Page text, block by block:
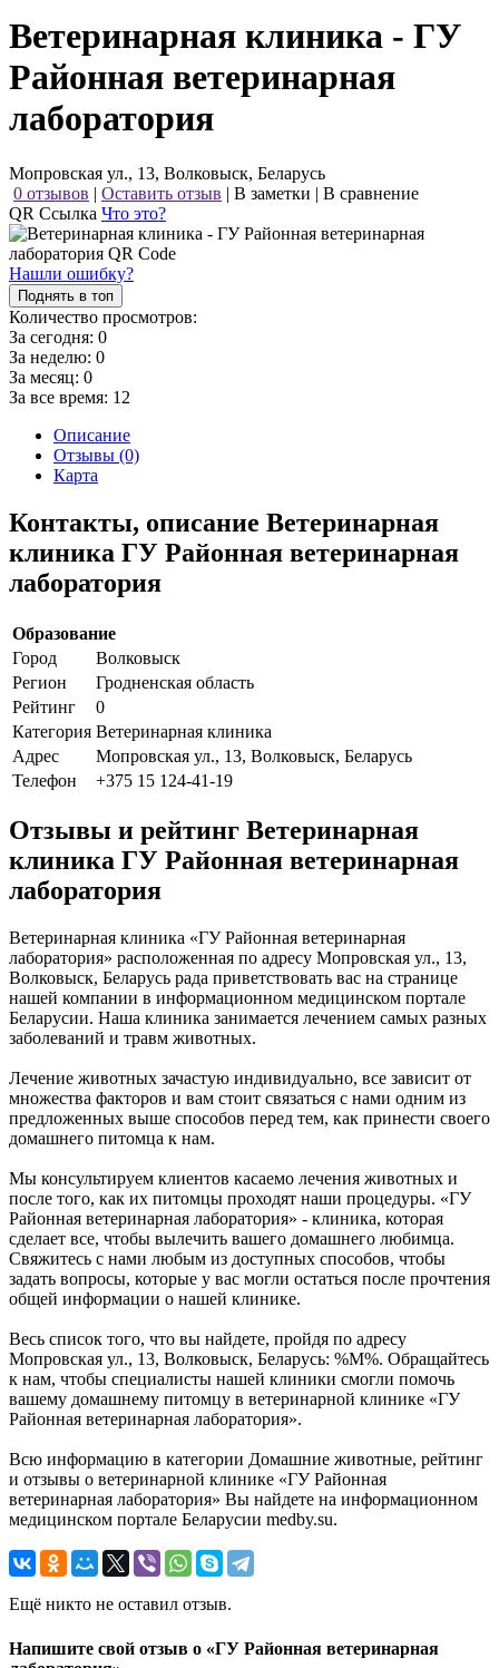
Ветеринарная клиника - ГУ
Районная ветеринарная
лаборатория
Мопровская ул., 13, Волковыск, Беларусь
0 отзывов | Оставить отзыв | В заметки | В сравнение
QR Ссылка Что это?
Нашли ошибку?
Поднять в топ
Количество просмотров:
За сегодня: 0
За неделю: 0
За месяц: 0
За все время: 12
Описание
Отзывы (0)
Карта
Контакты, описание Ветеринарная
клиника ГУ Районная ветеринарная
лаборатория
Образование
Город
Волковыск
Регион
Гродненская область
Рейтинг
0
Категория Ветеринарная клиника
Адрес
Мопровская ул., 13, Волковыск, Беларусь
Телефон
+375 15 124-41-19
Отзывы и рейтинг Ветеринарная
клиника ГУ Районная ветеринарная
лаборатория
Ветеринарная клиника «ГУ Районная ветеринарная
лаборатория» расположенная по адресу Мопровская ул., 13,
Волковыск, Беларусь рада приветствовать вас на странице
нашей компании в информационном медицинском портале
Беларусии. Наша клиника занимается лечением самых разных
заболеваний и травм животных.
Лечение животных зачастую индивидуально, все зависит от
множества факторов и вам стоит связаться с нами одним из
предложенных выше способов перед тем, как принести своего
домашнего питомца к нам.
Мы консультируем клиентов касаемо лечения животных и
после того, как их питомцы проходят наши процедуры. «ГУ
Районная ветеринарная лаборатория» - клиника, которая
сделает все, чтобы вылечить вашего домашнего любимца.
Свяжитесь с нами любым из доступных способов, чтобы
задать вопросы, которые у вас могли остаться после прочтения
общей информации о нашей клинике.
Весь список того, что вы найдете, пройдя по адресу
Мопровская ул., 13, Волковыск, Беларусь: %М%. Обращайтесь
к нам, чтобы специалисты нашей клиники смогли помочь
вашему домашнему питомцу в ветеринарной клинике «ГУ
Районная ветеринарная лаборатория».
Всю информацию в категории Домашние животные, рейтинг
и отзывы о ветеринарной клинике «ГУ Районная
ветеринарная лаборатория» Вы найдете на информационном
медицинском портале Беларусии medby.su.
Ещё никто не оставил отзыв.
Напишите свой отзыв о «ГУ Районная ветеринарная